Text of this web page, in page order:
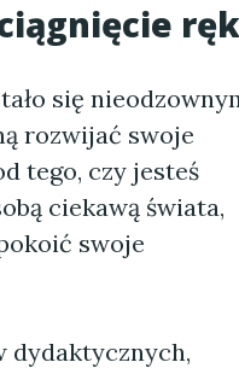
się
rozwijać swoje
tego, czy jesteś
ciekawą świata,
swoje
dydaktycznych,